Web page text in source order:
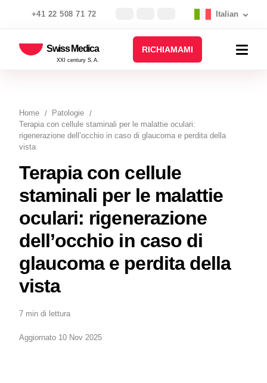
+41 22 508 71 72 Italian
Swiss Medica
XXI century S.A.
RICHIAMAMI
Home
Patologie
Terapia con cellule staminali per le malattie oculari:
rigenerazione dell’occhio in caso di glaucoma e perdita della
vista
Terapia con cellule
staminali per le malattie
oculari: rigenerazione
dell’occhio in caso di
glaucoma e perdita della
vista
7 min di lettura
Aggiornato 10 Nov 2025